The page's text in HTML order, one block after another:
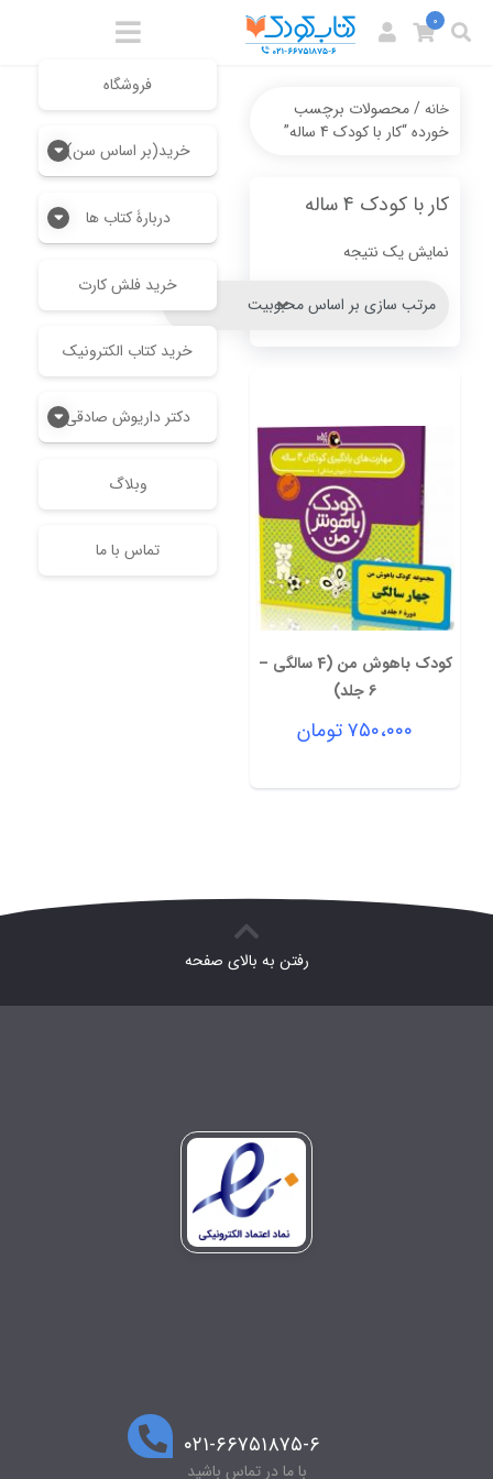
فروشگاه
خرید(بر اساس سن)
دربارۀ کتاب ها
خرید فلش کارت
خرید کتاب الکترونیک
دکتر داریوش صادقی
وبلاگ
تماس با ما
0
خانه/ محصولات برچسب
خورده “کار با کودک 4 ساله”
کار با کودک 4 ساله
نمایش یک نتیجه
کودک باهوش من (4 سالگی –
6 جلد)
۷۵۰،۰۰۰تومان
رفتن به بالای صفحه
۰۲۱-۶۶۷۵۱۸۷۵-۶
با ما در تماس باشید